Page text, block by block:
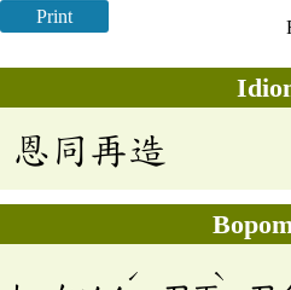
Print
恩同再造
ˊ ˋ